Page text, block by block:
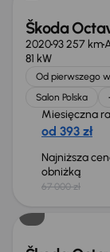
Škoda
202093 257 km
81 kW
Od pierwszego
Salon Polska
Miesięczna
od 393 zł
Najniższa
obniżką
67 000 zł
Możliwość